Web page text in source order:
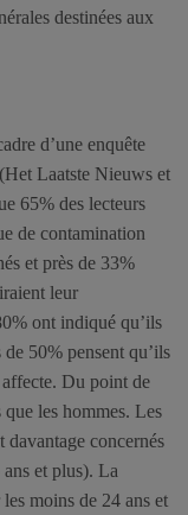
destinées aux
d’une enquête
Laatste Nieuws et
65% des lecteurs
de contamination
et près de 33%
leur
ont indiqué qu’ils
50% pensent qu’ils
Du point de
les hommes. Les
davantage concernés
ans et plus). La
moins de 24 ans et